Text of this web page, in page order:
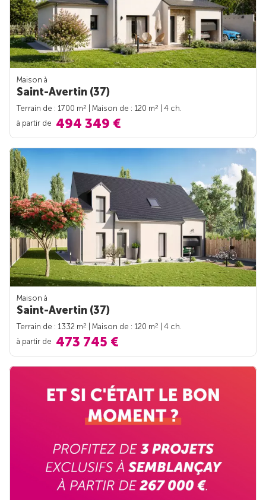
Maison à
Saint-Avertin (37)
Terrain de : 1700 m2 | Maison de : 120 m2
| 4 ch.
à partir de 494 349 €
Maison à
Saint-Avertin (37)
Terrain de : 1332 m2 | Maison de : 120 m2
| 4 ch.
à partir de 473 745 €